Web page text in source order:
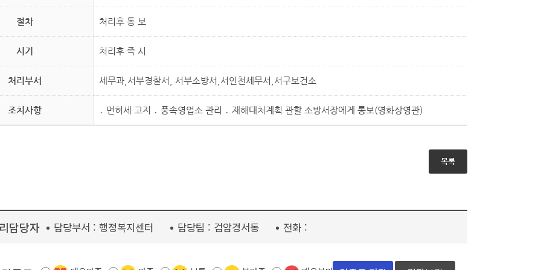
절차 처리후 통 보
시기 처리후 즉 시
처리부서 세무과,서부경찰서, 서부소방서,서인천세무서,서구보건소
조치사항 ․ 면허세 고지 ․ 풍속영업소 관리 ․ 재해대처계획 관할 소방서장에게 통보(영화상영관)
목록
담당자 담당부서 : 행정복지센터 담당팀 : 검암경서동 전화 :